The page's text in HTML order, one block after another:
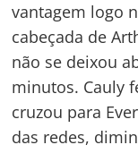
vantagem logo
cabeçada de
não se deixou
minutos. Cauly
cruzou para
das redes,